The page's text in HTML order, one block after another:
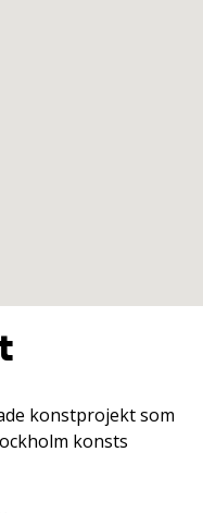
konstprojekt som
konsts